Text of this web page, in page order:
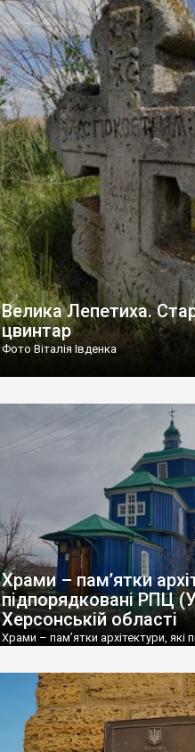
Велика Лепетиха.
цвинтар
Фото Віталія Івденка
Храми – пам’ятки
підпорядковані РПЦ
Херсонській області
Храми – пам’ятки архітектури, які
області. Усі ці храми є в переліках
сайті РПЦ. № насленний пункт
заснування 1 Херсон Херсонський
р. 2 Херсон Херсонський Різдва
Херсон Херсонський